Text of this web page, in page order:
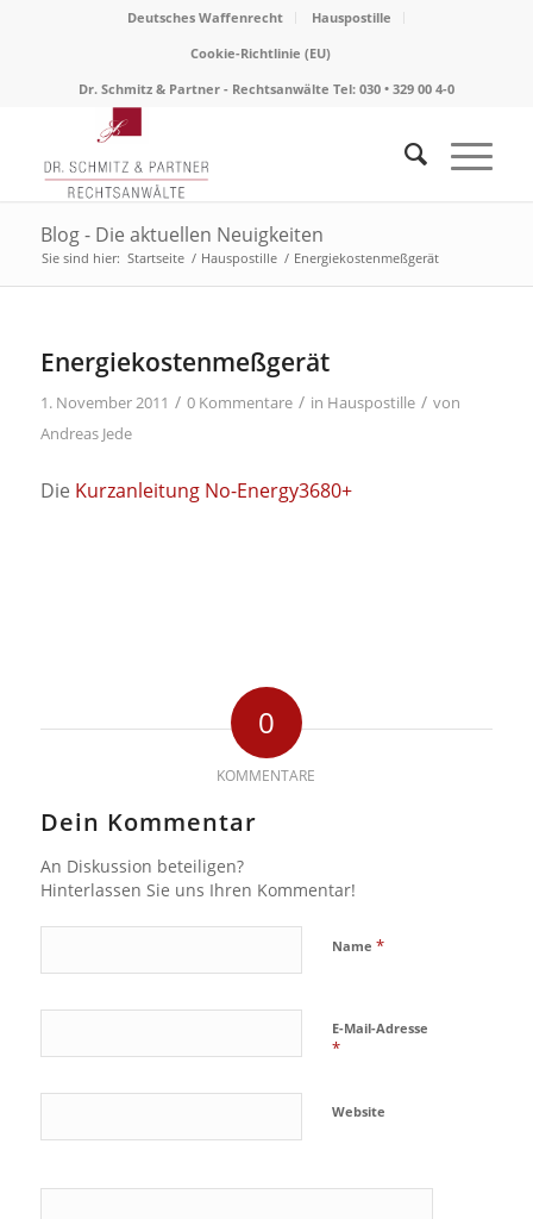
Deutsches Waffenrecht
Hauspostille
Cookie-Richtlinie (EU)
Dr. Schmitz & Partner - Rechtsanwälte Tel: 030 • 329 00 4-0
Blog - Die aktuellen Neuigkeiten
Sie sind hier: Startseite / Hauspostille / Energiekostenmeßgerät
Energiekostenmeßgerät
1. November 2011 / 0 Kommentare / in Hauspostille / von
Andreas Jede
Die Kurzanleitung No-Energy3680+
0
KOMMENTARE
Dein Kommentar
An Diskussion beteiligen?
Hinterlassen Sie uns Ihren Kommentar!
Name *
E-Mail-Adresse
*
Website